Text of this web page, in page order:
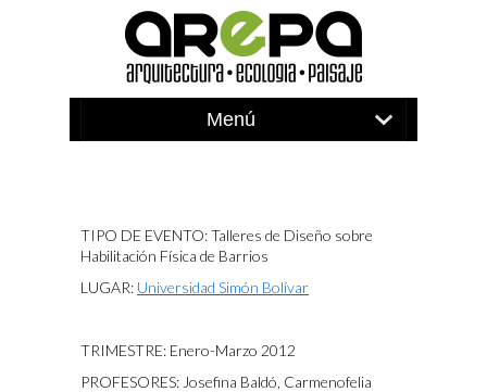
TIPO DE EVENTO: Talleres de Diseño sobre
Habilitación Física de Barrios
LUGAR: Universidad Simón Bolívar
TRIMESTRE: Enero-Marzo 2012
PROFESORES: Josefina Baldó, Carmenofelia